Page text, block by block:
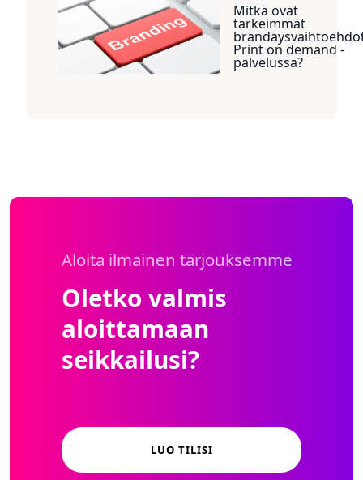
Mitkä ovat
tärkeimmät
Print on demand -
palvelussa?
Aloita ilmainen tarjouksemme
Oletko valmis
aloittamaan
seikkailusi?
LUO TILISI